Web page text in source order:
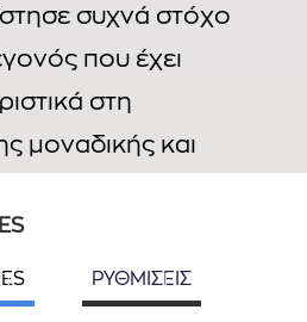
συχνά στόχο
που έχει
στη
μοναδικής και
της Κέρκυρας,
Κληρονομιάς
ΡΥΘΜΙΣΕΙΣ